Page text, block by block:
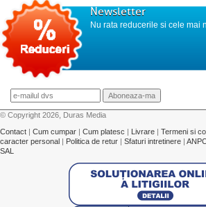
Newsletter
Nu rata reducerile si cele mai
© Copyright 2026, Duras Media
Contact | Cum cumpar | Cum platesc | Livrare | Termeni si
caracter personal | Politica de retur | Sfaturi intretinere |
SAL